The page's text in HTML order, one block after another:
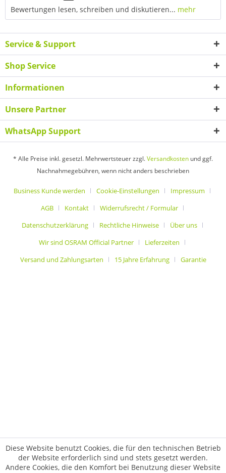
Bewertungen lesen, schreiben und diskutieren... mehr
Service & Support
Shop Service
Informationen
Unsere Partner
WhatsApp Support
* Alle Preise inkl. gesetzl. Mehrwertsteuer zzgl.Versandkosten und ggf.
Nachnahmegebühren, wenn nicht anders beschrieben
Business Kunde werden Cookie-Einstellungen
Impressum
AGB
Kontakt
Widerrufsrecht / Formular
Datenschutzerklärung
Rechtliche Hinweise
Über uns
Wir sind OSRAM Official Partner
Lieferzeiten
Versand und Zahlungsarten
15 Jahre Erfahrung Garantie
Diese Website benutzt Cookies, die für den technischen Betrieb
der Website erforderlich sind und stets gesetzt werden.
Andere Cookies, die den Komfort bei Benutzung dieser Website